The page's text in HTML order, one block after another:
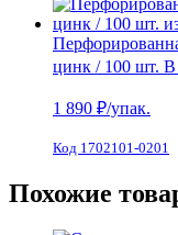
цинк / 100 шт. В
1 890 ₽/упак.
Код 1702101-0201
Похожие